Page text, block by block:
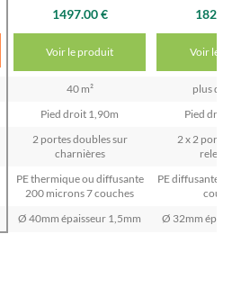
1497.00 €
Voir le produit Voir le
40 m² plus de 20
Pied droit 1,90m Pied droit
2 portes doubles sur
charnières
2 x 2 portes
PE thermique ou diffusante
200 microns 7 couches
PE diffusante
Ø 40mm épaisseur 1,5mm Ø 32mm